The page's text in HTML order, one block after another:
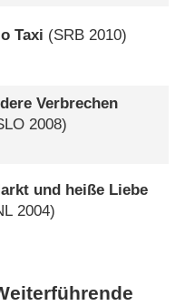
Taxi (SRB 2010)
Verbrechen
2008)
und heiße Liebe
2004)